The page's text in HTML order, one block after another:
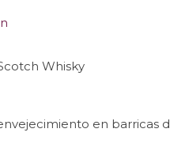
Whisky
en barricas